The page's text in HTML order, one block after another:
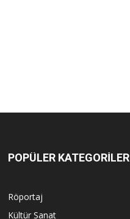
POPÜLER KATEGORİLER
Röportaj
Kültür Sanat